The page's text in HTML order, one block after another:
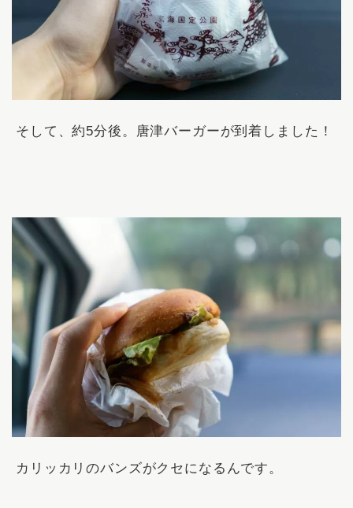
そして、約5分後。唐津バーガーが到着しました！
カリッカリのバンズがクセになるんです。